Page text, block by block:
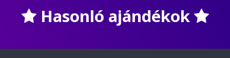
Hasonló ajándékok